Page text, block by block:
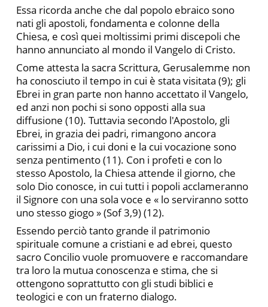
Essa ricorda anche che dal popolo ebraico sono
nati gli apostoli, fondamenta e colonne della
Chiesa, e così quei moltissimi primi discepoli che
hanno annunciato al mondo il Vangelo di Cristo.
Come attesta la sacra Scrittura, Gerusalemme non
ha conosciuto il tempo in cui è stata visitata (9); gli
Ebrei in gran parte non hanno accettato il Vangelo,
ed anzi non pochi si sono opposti alla sua
diffusione (10). Tuttavia secondo l'Apostolo, gli
Ebrei, in grazia dei padri, rimangono ancora
carissimi a Dio, i cui doni e la cui vocazione sono
senza pentimento (11). Con i profeti e con lo
stesso Apostolo, la Chiesa attende il giorno, che
solo Dio conosce, in cui tutti i popoli acclameranno
il Signore con una sola voce e « lo serviranno sotto
uno stesso giogo » (Sof 3,9) (12).
Essendo perciò tanto grande il patrimonio
spirituale comune a cristiani e ad ebrei, questo
sacro Concilio vuole promuovere e raccomandare
tra loro la mutua conoscenza e stima, che si
ottengono soprattutto con gli studi biblici e
teologici e con un fraterno dialogo.